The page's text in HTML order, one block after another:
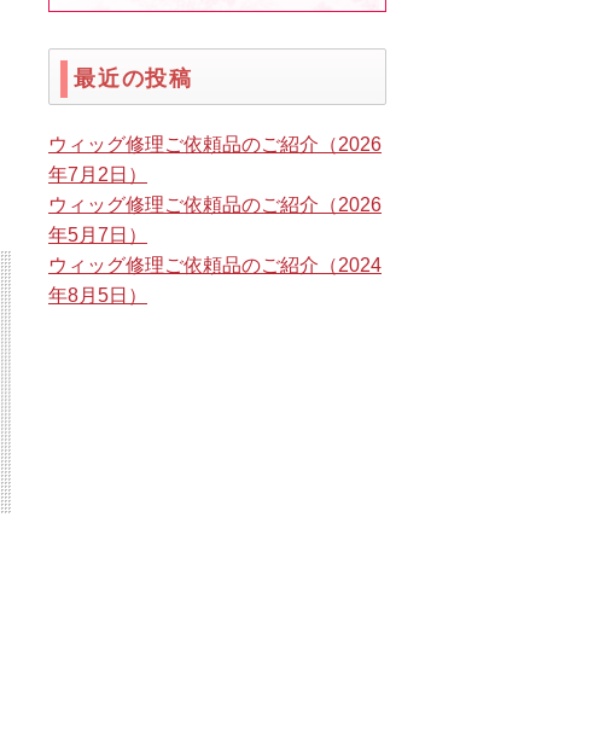
最近の投稿
ウィッグ修理ご依頼品のご紹介（2026
年7月2日）
ウィッグ修理ご依頼品のご紹介（2026
年5月7日）
ウィッグ修理ご依頼品のご紹介（2024
年8月5日）